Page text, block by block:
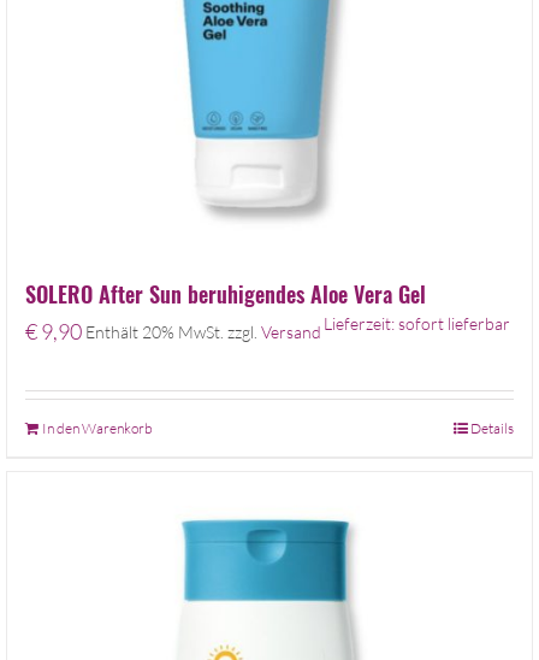
SOLERO After Sun beruhigendes Aloe Vera Gel
€9,90 Enthält 20% MwSt. zzgl. Versand Lieferzeit: sofort lieferbar
In den Warenkorb Details